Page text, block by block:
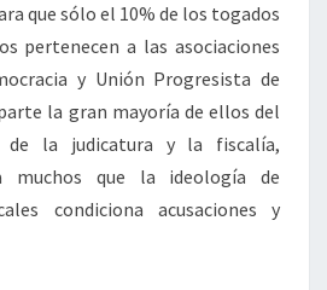
que sólo el 10% de los togados
pertenecen a las asociaciones
y Unión Progresista de
la gran mayoría de ellos del
de la judicatura y la fiscalía,
muchos que la ideología de
condiciona acusaciones y